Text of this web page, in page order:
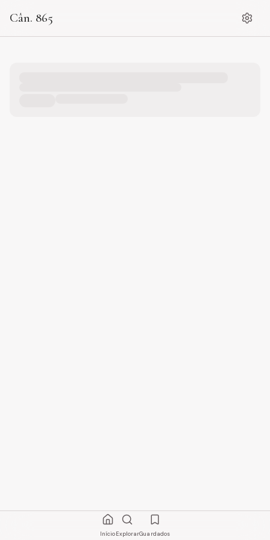
Cân. 865
InícioExplorarGuardados